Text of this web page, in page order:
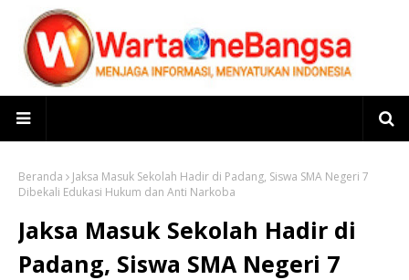
Beranda
Jaksa Masuk Sekolah Hadir di Padang, Siswa SMA Negeri 7
Dibekali Edukasi Hukum dan Anti Narkoba
Jaksa Masuk Sekolah Hadir di
Padang, Siswa SMA Negeri 7